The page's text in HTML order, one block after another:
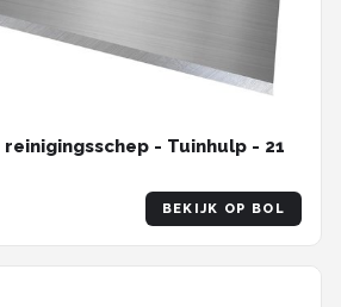
- Tuinhulp - 21
BEKIJK OP BOL